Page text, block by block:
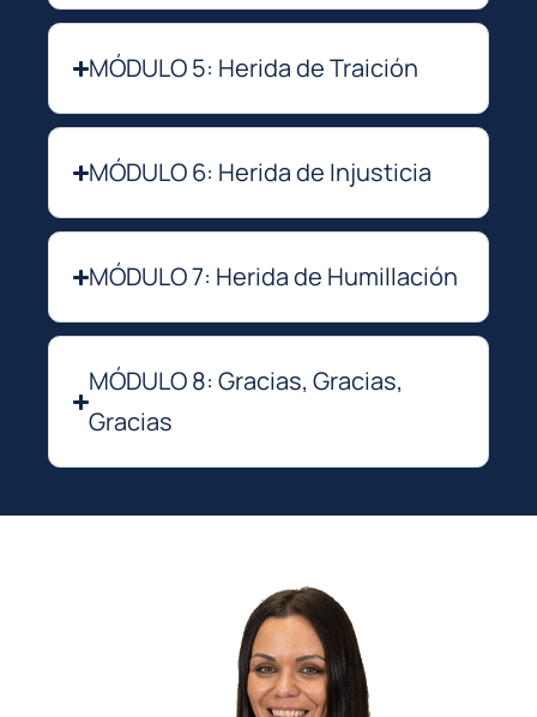
MÓDULO 5: Herida de Traición
MÓDULO 6: Herida de Injusticia
MÓDULO 7: Herida de Humillación
MÓDULO 8: Gracias, Gracias,
Gracias